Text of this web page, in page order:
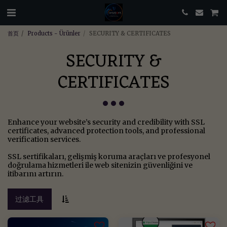
首页 Products - Ürünler SECURITY & CERTIFICATES
SECURITY &
CERTIFICATES
Enhance your website’s security and credibility with SSL
certificates, advanced protection tools, and professional
verification services.
SSL sertifikaları, gelişmiş koruma araçları ve profesyonel
doğrulama hizmetleri ile web sitenizin güvenliğini ve
itibarını artırın.
过滤工具